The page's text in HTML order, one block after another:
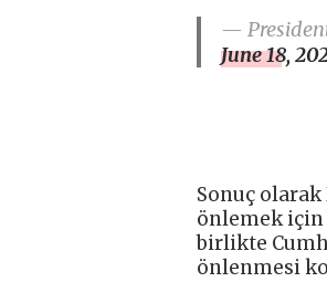
— President
June 18,
Sonuç
önlemek için
birlikte
önlenmesi